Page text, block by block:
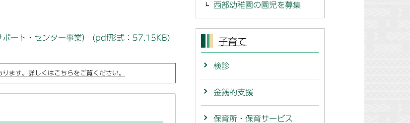
ポート・センター事業） (pdf形式：57.15KB)
ます。詳しくはこちらをご覧ください。
西部幼稚園の園児を募集
子育て
検診
金銭的支援
保育所・保育サービス